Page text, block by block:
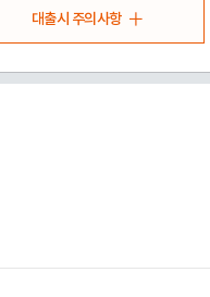
대출시 주의사항